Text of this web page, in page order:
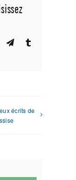
WhatsApp
Telegram
écrits de